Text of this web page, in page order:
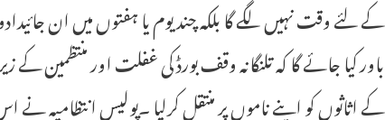
کے لئے وقت نہیں لگے گا بلکہ چند یوم یا ہفتوں میں ان
باور کیا جائے گا کہ تلنگانہ وقف بورڈ کی غفلت اور
کے اثاثوں کو اپنے ناموں پر منتقل کرلیا ۔پولیس